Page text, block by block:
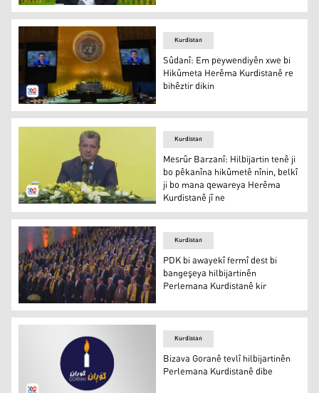
Heval Ebubekir
Mihemed Şiya Sûdanî
Kurdistan
Sûdanî: Em peywendiyên xwe bi
Hikûmeta Herêma Kurdistanê re
bihêztir dikin
Mesrûr Barzanî
Kurdistan
Mesrûr Barzanî: Hilbijartin tenê ji
bo pêkanîna hikûmetê nînin, belkî
ji bo mana qewareya Herêma
Kurdistanê jî ne
PDK bi awayekî fermî dest bi bangeşeya hilbijartinên
Kurdistan
PDK bi awayekî fermî dest bi
bangeşeya hilbijartinên
Perlemana Kurdistanê kir
Kurdistan
Bizava Goranê tevlî hilbijartinên
Perlemana Kurdistanê dibe